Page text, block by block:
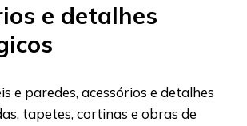
e detalhes
e paredes, acessórios e detalhes
tapetes, cortinas e obras de